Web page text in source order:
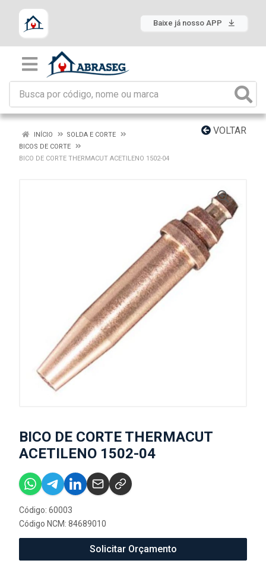
Baixe já nosso APP
VOLTAR
INÍCIO
SOLDA E CORTE
BICOS DE CORTE
BICO DE CORTE THERMACUT ACETILENO 1502-04
BICO DE CORTE THERMACUT
ACETILENO 1502-04
Código: 60003
Código NCM: 84689010
Solicitar Orçamento